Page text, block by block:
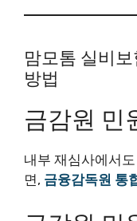
맘모톰 실비
방법
금감원 민
내부 재심사에서도
면, 금융감독원 통